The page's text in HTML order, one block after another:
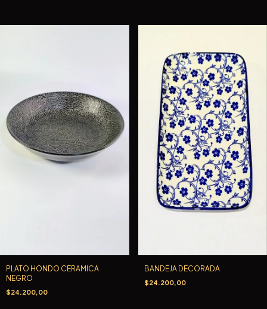
PLATO HONDO CERAMICA
NEGRO
$24.200,00
BANDEJA DECORADA
$24.200,00